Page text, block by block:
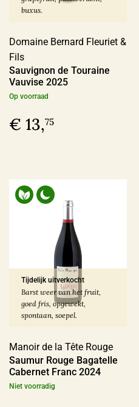
Altugnac(6)
Anne & Jean-François
Azienda Agraria
Azienda Agricola
Prijs
€ 0,00 - € 9,99
€ 10,00 - € 19,99
€ 30,00 - € 39,99
Meer
Voorraad
Op voorraad
buxus.
Domaine Bernard Fleuriet &
Fils
Sauvignon de Touraine
Vauvise 2025
Op voorraad
€ 13,75
Tijdelijk uitverkocht
Barst weer van het fruit,
goed fris, opgewekt,
spontaan, soepel.
Manoir de la Tête Rouge
Saumur Rouge Bagatelle
Cabernet Franc 2024
Niet voorradig